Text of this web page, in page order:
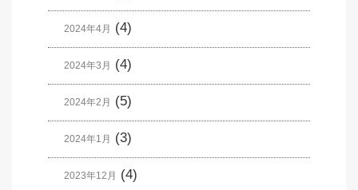
2024年4月 (4)
2024年3月 (4)
2024年2月 (5)
2024年1月 (3)
2023年12月 (4)